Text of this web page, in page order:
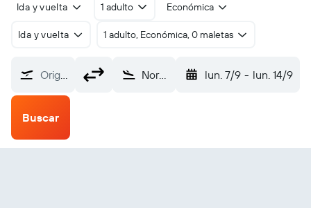
Ida y vuelta 1 adulto Económica
Ida y vuelta 1 adulto, Económica, 0 maletas
Origen Norwood Memorial (OWD) lun. 7/9 - lun. 14/9
Buscar